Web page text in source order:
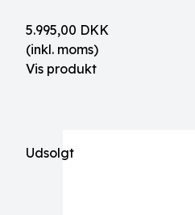
5.995,00 DKK
(inkl. moms)
Vis produkt
Udsolgt